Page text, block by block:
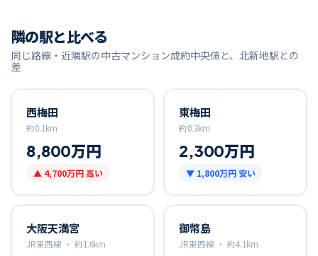
隣の駅と比べる
同じ路線・近隣駅の中古マンション成約中央値と、 北新地駅との
差
西梅田
約0.1km
8,800万円
▲ 4,700万円高い
東梅田
約0.3km
2,300万円
▼ 1,800万円 安い
大阪天満宮
JR東西線 ・ 約1.6km
御幣島
JR東西線 ・ 約4.1km